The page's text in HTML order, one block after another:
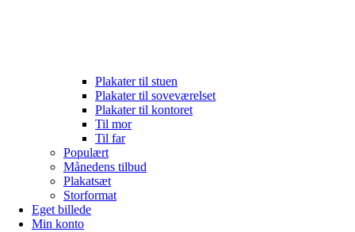
Plakater til stuen
Plakater til soveværelset
Plakater til kontoret
Til mor
Til far
Populært
Månedens tilbud
Plakatsæt
Storformat
Eget billede
Min konto